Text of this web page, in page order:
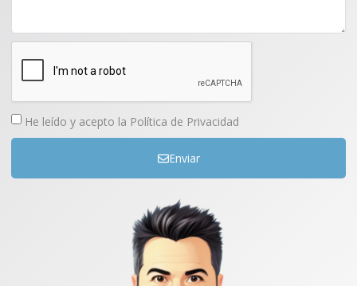
He leído y acepto la Política de Privacidad
Enviar